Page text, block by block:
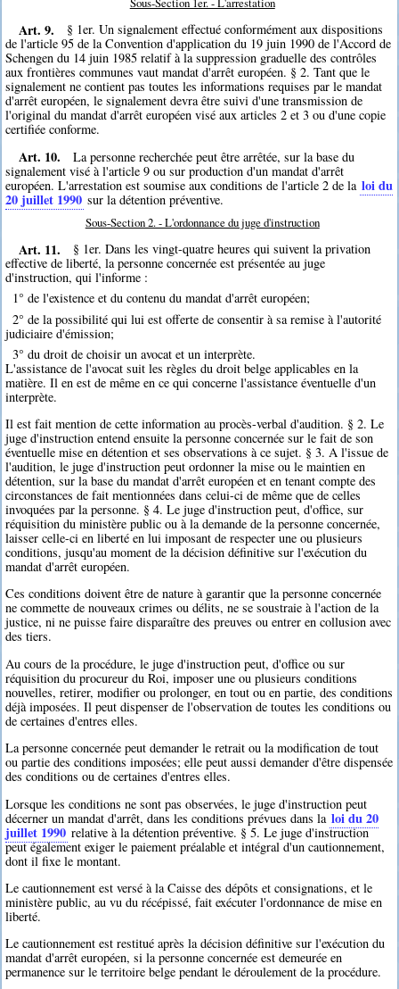
Art. 9.
§ 1er. Un signalement effectué conformément aux dispositions
de l'article 95 de la Convention d'application du 19 juin 1990 de l'Accord de
Schengen du 14 juin 1985 relatif à la suppression graduelle des contrôles
aux frontières communes vaut mandat d'arrêt européen. § 2. Tant que le
signalement ne contient pas toutes les informations requises par le mandat
d'arrêt européen, le signalement devra être suivi d'une transmission de
l'original du mandat d'arrêt européen visé aux articles 2 et 3 ou d'une copie
certifiée conforme.
Art. 10.
La personne recherchée peut être arrêtée, sur la base du
signalement visé à l'article 9 ou sur production d'un mandat d'arrêt
européen. L'arrestation est soumise aux conditions de l'article 2 de la loi du
20 juillet 1990 sur la détention préventive.
Sous-Section 2. - L'ordonnance du juge d'instruction
Art. 11.
§ 1er. Dans les vingt-quatre heures qui suivent la privation
effective de liberté, la personne concernée est présentée au juge
d'instruction, qui l'informe :
1° de l'existence et du contenu du mandat d'arrêt européen;
2° de la possibilité qui lui est offerte de consentir à sa remise à l'autorité
judiciaire d'émission;
3° du droit de choisir un avocat et un interprète.
L'assistance de l'avocat suit les règles du droit belge applicables en la
matière. Il en est de même en ce qui concerne l'assistance éventuelle d'un
interprète.
Il est fait mention de cette information au procès-verbal d'audition. § 2. Le
juge d'instruction entend ensuite la personne concernée sur le fait de son
éventuelle mise en détention et ses observations à ce sujet. § 3. A l'issue de
l'audition, le juge d'instruction peut ordonner la mise ou le maintien en
détention, sur la base du mandat d'arrêt européen et en tenant compte des
circonstances de fait mentionnées dans celui-ci de même que de celles
invoquées par la personne. § 4. Le juge d'instruction peut, d'office, sur
réquisition du ministère public ou à la demande de la personne concernée,
laisser celle-ci en liberté en lui imposant de respecter une ou plusieurs
conditions, jusqu'au moment de la décision définitive sur l'exécution du
mandat d'arrêt européen.
Ces conditions doivent être de nature à garantir que la personne concernée
ne commette de nouveaux crimes ou délits, ne se soustraie à l'action de la
justice, ni ne puisse faire disparaître des preuves ou entrer en collusion avec
des tiers.
Au cours de la procédure, le juge d'instruction peut, d'office ou sur
réquisition du procureur du Roi, imposer une ou plusieurs conditions
nouvelles, retirer, modifier ou prolonger, en tout ou en partie, des conditions
déjà imposées. Il peut dispenser de l'observation de toutes les conditions ou
de certaines d'entres elles.
La personne concernée peut demander le retrait ou la modification de tout
ou partie des conditions imposées; elle peut aussi demander d'être dispensée
des conditions ou de certaines d'entres elles.
Lorsque les conditions ne sont pas observées, le juge d'instruction peut
décerner un mandat d'arrêt, dans les conditions prévues dans la loi du 20
juillet 1990 relative à la détention préventive. § 5. Le juge d'instruction
peut également exiger le paiement préalable et intégral d'un cautionnement,
dont il fixe le montant.
Le cautionnement est versé à la Caisse des dépôts et consignations, et le
ministère public, au vu du récépissé, fait exécuter l'ordonnance de mise en
liberté.
Le cautionnement est restitué après la décision définitive sur l'exécution du
mandat d'arrêt européen, si la personne concernée est demeurée en
permanence sur le territoire belge pendant le déroulement de la procédure.